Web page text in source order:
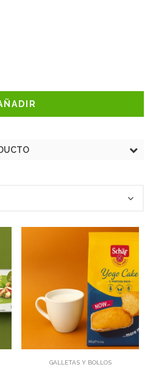
Añadir
GALLETAS Y BOLLOS